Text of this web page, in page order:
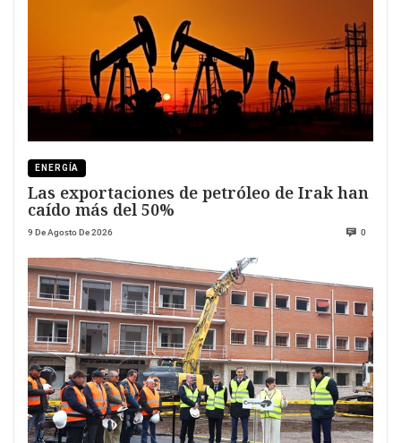
ENERGÍA
Las exportaciones de petróleo de Irak han
caído más del 50%
9 De Agosto De 2026 0